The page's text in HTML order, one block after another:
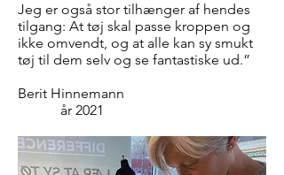
Jeg er også stor tilhænger af hendes
tilgang: At tøj skal passe kroppen og
ikke omvendt, og at alle kan sy smukt
tøj til dem selv og se fantastiske ud.”
Berit Hinnemann
år 2021